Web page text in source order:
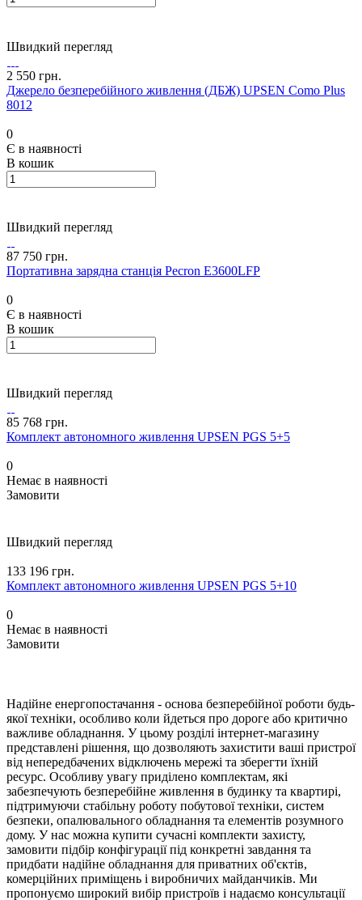
Швидкий перегляд
2 550 грн.
Джерело безперебійного живлення (ДБЖ) UPSEN Como Plus
8012
0
Є в наявності
В кошик
Швидкий перегляд
87 750 грн.
Портативна зарядна станція Pecron E3600LFP
0
Є в наявності
В кошик
Швидкий перегляд
85 768 грн.
Комплект автономного живлення UPSEN PGS 5+5
0
Немає в наявності
Замовити
Швидкий перегляд
133 196 грн.
Комплект автономного живлення UPSEN PGS 5+10
0
Немає в наявності
Замовити
Надійне енергопостачання - основа безперебійної роботи будь-
якої техніки, особливо коли йдеться про дороге або критично
важливе обладнання. У цьому розділі інтернет-магазину
представлені рішення, що дозволяють захистити ваші пристрої
від непередбачених відключень мережі та зберегти їхній
ресурс. Особливу увагу приділено комплектам, які
забезпечують безперебійне живлення в будинку та квартирі,
підтримуючи стабільну роботу побутової техніки, систем
безпеки, опалювального обладнання та елементів розумного
дому. У нас можна купити сучасні комплекти захисту,
замовити підбір конфігурації під конкретні завдання та
придбати надійне обладнання для приватних об'єктів,
комерційних приміщень і виробничих майданчиків. Ми
пропонуємо широкий вибір пристроїв і надаємо консультації